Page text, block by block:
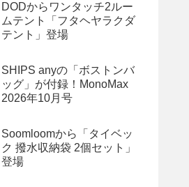
DODからワンタッチ2ルー
ムテント「フタヘヤラクダ
テント」登場
SHIPS anyの「ボストンバ
ッグ」が付録！MonoMax
2026年10月号
Soomloomから「タイベッ
ク 撥水収納袋 2個セット」
登場